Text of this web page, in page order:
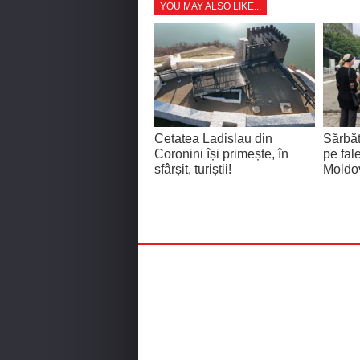
YOU MAY ALSO LIKE...
Cetatea Ladislau din
Coronini își primește, în
sfârșit, turiștii!
pe